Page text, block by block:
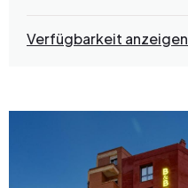
Verfügbarkeit anzeigen